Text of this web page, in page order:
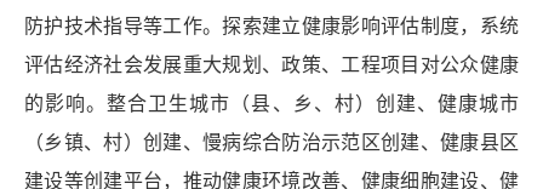
防护技术指导等工作。探索建立健康影响评估制度，系统
评估经济社会发展重大规划、政策、工程项目对公众健康
的影响。整合卫生城市（县、乡、村）创建、健康城市
（乡镇、村）创建、慢病综合防治示范区创建、健康县区
建设等创建平台，推动健康环境改善、健康细胞建设、健